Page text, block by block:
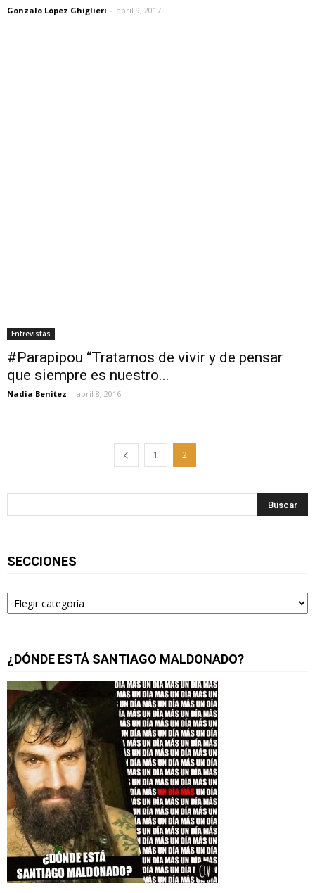
Gonzalo López Ghiglieri - abril 9, 2017
Entrevistas
#Parapipou “Tratamos de vivir y de pensar
que siempre es nuestro...
Nadia Benitez - abril 8, 2016
1 2
SECCIONES
Secciones
¿DÓNDE ESTÁ SANTIAGO MALDONADO?